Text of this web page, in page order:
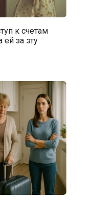
к счетам
ей за эту